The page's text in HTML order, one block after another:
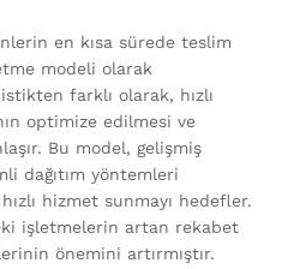
en kısa sürede teslim
modeli olarak
farklı olarak, hızlı
optimize edilmesi ve
Bu model, gelişmiş
dağıtım yöntemleri
hizmet sunmayı hedefler.
işletmelerin artan rekabet
önemini artırmıştır.